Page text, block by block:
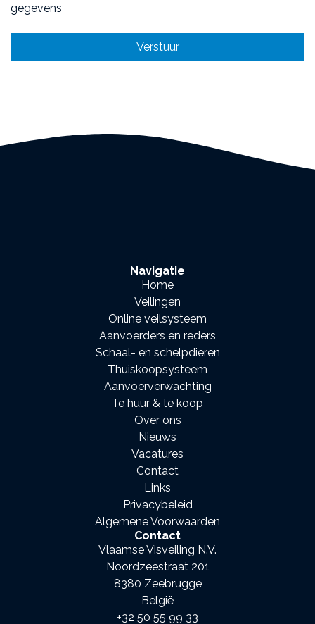
gegevens
Verstuur
Navigatie
Home
Veilingen
Online veilsysteem
Aanvoerders en reders
Schaal- en schelpdieren
Thuiskoopsysteem
Aanvoerverwachting
Te huur & te koop
Over ons
Nieuws
Vacatures
Contact
Links
Privacybeleid
Algemene Voorwaarden
Contact
Vlaamse Visveiling N.V.
Noordzeestraat 201
8380 Zeebrugge
België
+32 50 55 99 33